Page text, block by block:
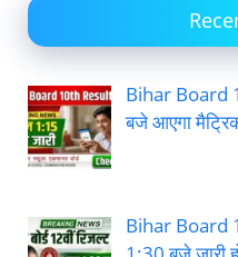
Bihar Board
बजे आएगा
Bihar Board